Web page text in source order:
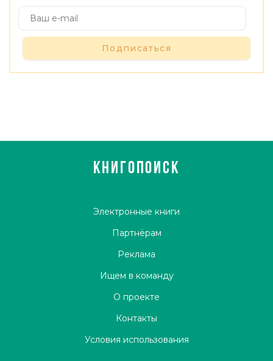
Подписаться
КНИГОПОИСК
Электронные книги
Партнёрам
Реклама
Ищем в команду
О проекте
Контакты
Условия использования